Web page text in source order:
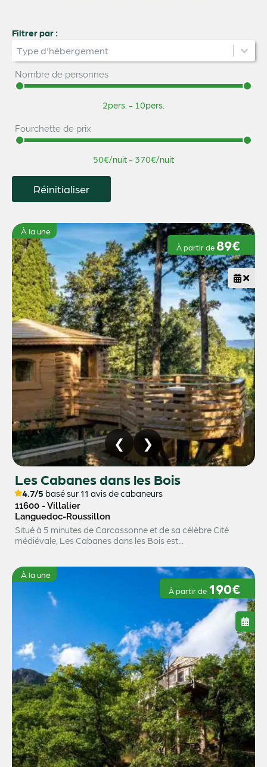
Filtrer par :
Catégorie d'hébergement
Sélectionnez le contenu
Sélectionnez le contenu
Nombre de personnes
Nombre de personnes
2pers. - 10pers.
Fourchette de prix
Fourchette de prix
50€/nuit - 370€/nuit
Réinitialiser
À partir de 89€
À la une
Les Cabanes dans les Bois
4.7/5 basé sur 11 avis de cabaneurs
11600 - Villalier
Languedoc-Roussillon
Situé à 5 minutes de Carcassonne et de sa célèbre Cité
médiévale, Les Cabanes dans les Bois est...
À partir de 190€
À la une